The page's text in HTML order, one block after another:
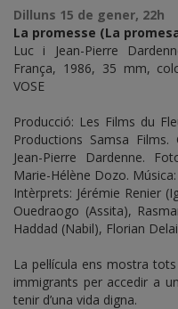
Dilluns 15 de gener, 22h
La promesse (La
Luc i Jean-Pierre
França, 1986, 35 mm,
VOSE
Producció: Les Films du
Productions Samsa Films.
Jean-Pierre Dardenne.
Marie-Hélène Dozo.
Intèrprets: Jérémie Renier
Ouedraogo (Assita),
Haddad (Nabil), Florian
La pel·lícula ens mostra
immigrants per accedir a
tenir d’una vida digna.